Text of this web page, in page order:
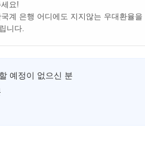
요!
계 은행 어디에도 지지않는 우대환율을
니다.
예정이 없으신 분